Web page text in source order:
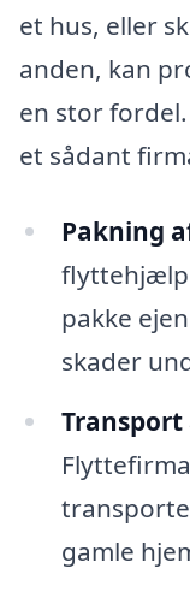
et hus, eller
anden, kan
en stor
et sådant
Pakning
pakke
skader
Transport
gamle